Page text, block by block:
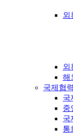
외
외
해
국제협력
국
중
국
통